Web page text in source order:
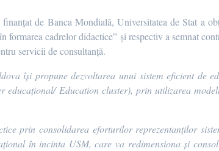
de Banca Mondială, Universitatea de Stat a
formarea cadrelor didactice” și respectiv a semnat
servicii de consultanță.
își propune dezvoltarea unui sistem eficient de
educațional/ Education cluster), prin utilizarea
prin consolidarea eforturilor reprezentanților
în incinta USM, care va redimensiona și